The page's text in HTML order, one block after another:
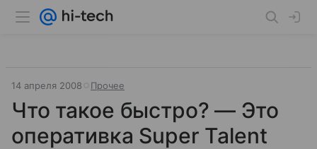
14 апреля 2008 Прочее
Что такое быстро? — Это
оперативка Super Talent